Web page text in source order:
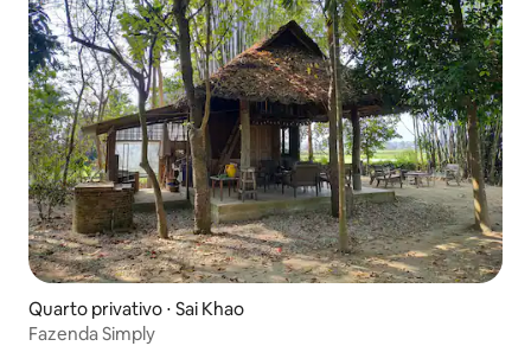
Quarto privativo ⋅ Sai Khao
Fazenda Simply